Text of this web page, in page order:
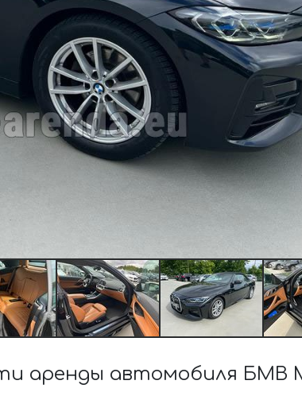
аренды автомобиля БМВ